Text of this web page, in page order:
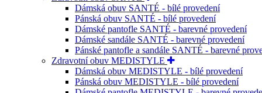
Dámská obuv SANTÉ - bílé provedení
Pánská obuv SANTÉ - bílé provedení
Dámské pantofle SANTÉ - barevné provedení
Dámské sandále SANTÉ - barevné provedení
Pánské pantofle a sandále SANTÉ - barevné
Zdravotní obuv MEDISTYLE
Dámská obuv MEDISTYLE - bílé provedení
Pánská obuv MEDISTYLE - bílé provedení